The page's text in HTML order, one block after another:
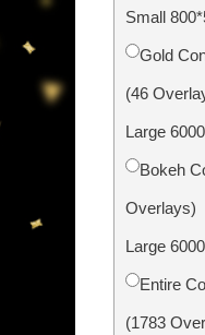
사진 서비스
Small
Gold
(46
Large
Bokeh
Overlays)
Large
Entire
(1783